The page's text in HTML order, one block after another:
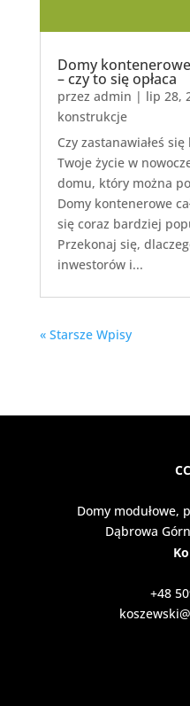
Domy
– czy to się opłaca
przez admin | lip 28,
konstrukcje
Czy zastanawiałeś
Twoje życie w
domu, który można
Domy kontenerowe
się coraz bardziej
Przekonaj się,
inwestorów i...
« Starsze Wpisy
Domy modułowe,
Dąbrowa
+48